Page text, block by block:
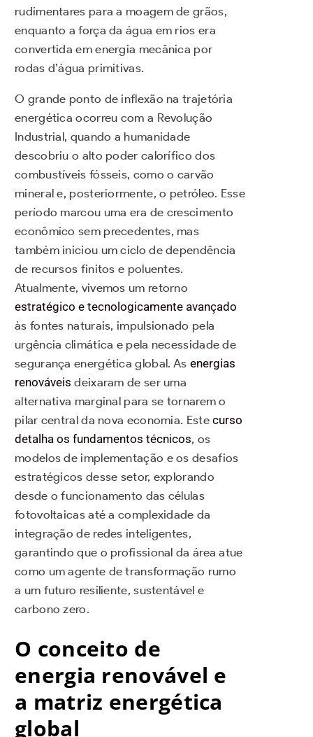
rudimentares para a moagem de grãos,
enquanto a força da água em rios era
convertida em energia mecânica por
rodas d’água primitivas.
O grande ponto de inflexão na trajetória
energética ocorreu com a Revolução
Industrial, quando a humanidade
descobriu o alto poder calorífico dos
combustíveis fósseis, como o carvão
mineral e, posteriormente, o petróleo. Esse
período marcou uma era de crescimento
econômico sem precedentes, mas
também iniciou um ciclo de dependência
de recursos finitos e poluentes.
Atualmente, vivemos um retorno
estratégico e tecnologicamente avançado
às fontes naturais, impulsionado pela
urgência climática e pela necessidade de
segurança energética global. As energias
renováveis deixaram de ser uma
alternativa marginal para se tornarem o
pilar central da nova economia. Estecurso
detalha os fundamentos técnicos, os
modelos de implementação e os desafios
estratégicos desse setor, explorando
desde o funcionamento das células
fotovoltaicas até a complexidade da
integração de redes inteligentes,
garantindo que o profissional da área atue
como um agente de transformação rumo
a um futuro resiliente, sustentável e
carbono zero.
O conceito de
energia renovável e
a matriz energética
global